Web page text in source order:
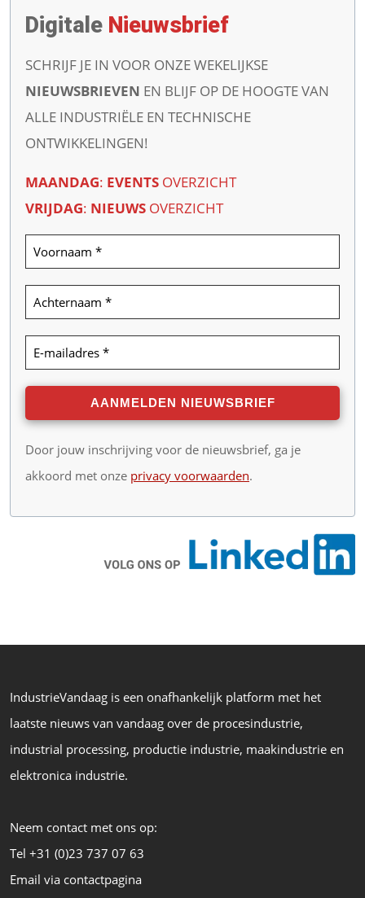
Digitale Nieuwsbrief
SCHRIJF JE IN VOOR ONZE WEKELIJKSE
NIEUWSBRIEVEN EN BLIJF OP DE HOOGTE VAN
ALLE INDUSTRIËLE EN TECHNISCHE
ONTWIKKELINGEN!
MAANDAG: EVENTS OVERZICHT
VRIJDAG: NIEUWS OVERZICHT
Door jouw inschrijving voor de nieuwsbrief, ga je
akkoord met onze privacy voorwaarden.
IndustrieVandaag is een onafhankelijk platform met het
laatste nieuws van vandaag over de procesindustrie,
industrial processing, productie industrie, maakindustrie en
elektronica industrie.
Neem contact met ons op:
Tel +31 (0)23 737 07 63
Email via contactpagina